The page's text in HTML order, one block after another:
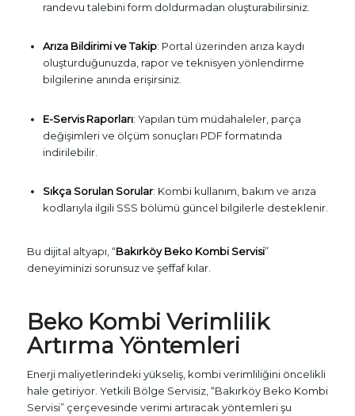
randevu talebini form doldurmadan oluşturabilirsiniz.
Arıza Bildirimi ve Takip: Portal üzerinden arıza kaydı
oluşturduğunuzda, rapor ve teknisyen yönlendirme
bilgilerine anında erişirsiniz.
E-Servis Raporları: Yapılan tüm müdahaleler, parça
değişimleri ve ölçüm sonuçları PDF formatında
indirilebilir.
Sıkça Sorulan Sorular: Kombi kullanım, bakım ve arıza
kodlarıyla ilgili SSS bölümü güncel bilgilerle desteklenir.
Bu dijital altyapı, “Bakırköy Beko Kombi Servisi”
deneyiminizi sorunsuz ve şeffaf kılar.
Beko Kombi Verimlilik
Artırma Yöntemleri
Enerji maliyetlerindeki yükseliş, kombi verimliliğini öncelikli
hale getiriyor. Yetkili Bölge Servisiz, “Bakırköy Beko Kombi
Servisi” çerçevesinde verimi artıracak yöntemleri şu